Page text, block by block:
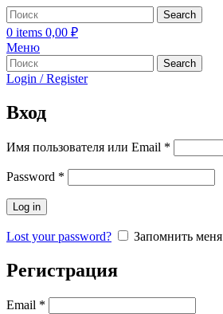
Search
0 items 0,00 ₽
Меню
Search
Login / Register
Вход
Имя пользователя или Email *
Password *
Log in
Lost your password? Запомнить меня
Регистрация
Email *